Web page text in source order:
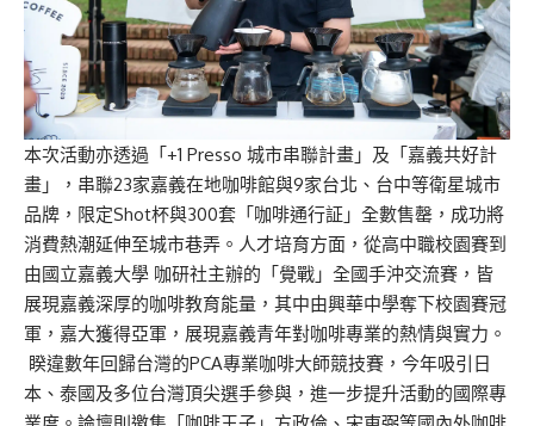
本次活動亦透過「+1 Presso 城市串聯計畫」及「嘉義共好計
畫」，串聯23家嘉義在地咖啡館與9家台北、台中等衛星城市
品牌 ，限定Shot杯與300套「咖啡通行証」全數售罄，成功將
消費熱潮延伸至城市巷弄。人才培育方面，從高中職校園賽到
由國立嘉義大學 咖研社主辦的「覺戰」全國手沖交流賽，皆
展現嘉義深厚的咖啡教育能量，其中由興華中學奪下校園賽冠
軍，嘉大獲得亞軍，展現嘉義青年對咖啡專業的熱情與實力。
睽違數年回歸台灣的PCA專業咖啡大師競技賽，今年吸引日
本、泰國及多位台灣頂尖選手參與，進一步提升活動的國際專